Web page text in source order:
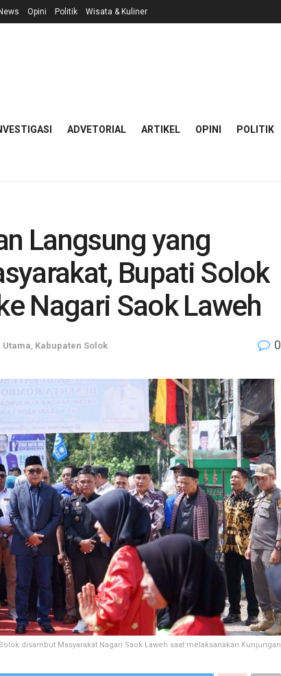
News Opini Politik Wisata & Kuliner
ADVETORIAL ARTIKEL OPINI POLITIK
Langsung yang
Bupati Solok
Nagari Saok Laweh
Utama Kabupaten Solok 0
disambut Masyarakat Nagari Saok Laweh saat melaksanakan Kunjungan